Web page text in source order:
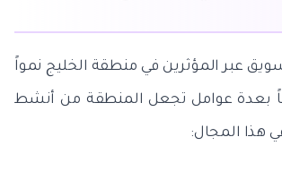
عبر المؤثرين في منطقة الخليج نمواً
بعدة عوامل تجعل المنطقة من أنشط
هذا المجال: